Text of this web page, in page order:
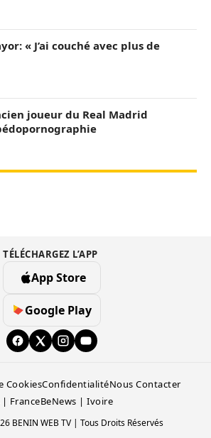
« J’ai couché avec plus de
joueur du Real Madrid
TÉLÉCHARGEZ L’APP
App Store
Google Play
CookiesConfidentialitéNous Contacter
| FranceBeNews | Ivoire
BENIN WEB TV | Tous Droits Réservés